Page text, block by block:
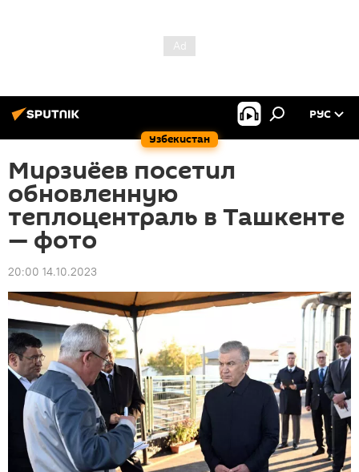
Узбекистан
РУС
Мирзиёев посетил
обновленную
теплоцентраль в Ташкенте
— фото
20:00 14.10.2023